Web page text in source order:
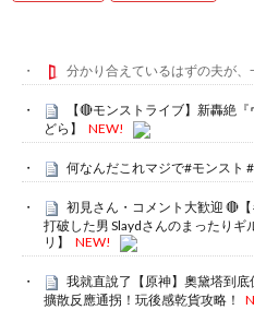
分かり合えているはずの夫が、
【🔴モンストライブ】新轟絶
どら】
NEW!
何なんだこれマジで#モンスト
初見さん・コメント大歓迎 🔴
打破した男 Slaydさんのまったり
リ】
NEW!
我就直說了【原神】奧黛塔到
擴散反應通拐！玩後感乾貨攻略！